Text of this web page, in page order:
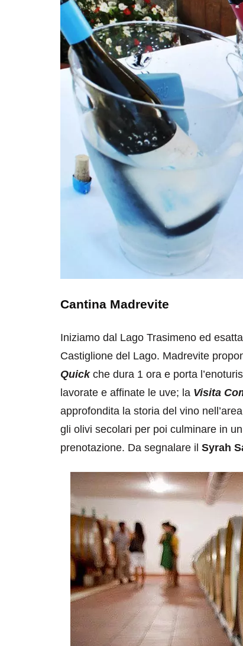
Cantina Madrevite
Iniziamo dal Lago Trasimeno ed
Castiglione del Lago. Madrevite
Quickche dura 1 ora e porta
lavorate e affinate le uve; la Visita
approfondita la storia del vino
gli olivi secolari per poi culminare in
prenotazione. Da segnalare il Syrah
il Louvre in
di 4 ore
Immaturi